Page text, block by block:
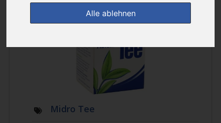
Alle ablehnen
Midro Tee